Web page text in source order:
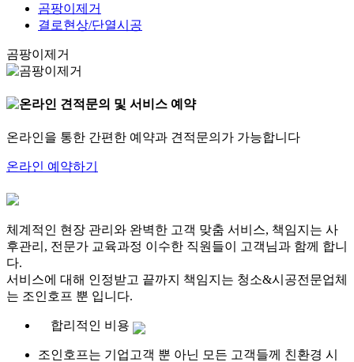
곰팡이제거
결로현상/단열시공
곰팡이제거
온라인을 통한 간편한 예약과 견적문의가 가능합니다
온라인 예약하기
체계적인 현장 관리와 완벽한 고객 맞춤 서비스, 책임지는 사
후관리, 전문가 교육과정 이수한 직원들이 고객님과 함께 합니
다.
서비스에 대해 인정받고 끝까지 책임지는 청소&시공전문업체
는 조인호프 뿐 입니다.
합리적인 비용
조인호프는 기업고객 뿐 아닌 모든 고객들께 친환경 시